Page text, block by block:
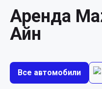
Аренда
Айн
Все автомобили